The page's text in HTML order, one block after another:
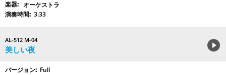
オーケストラ
3:33
AL-512 M-04
美しい夜
Full